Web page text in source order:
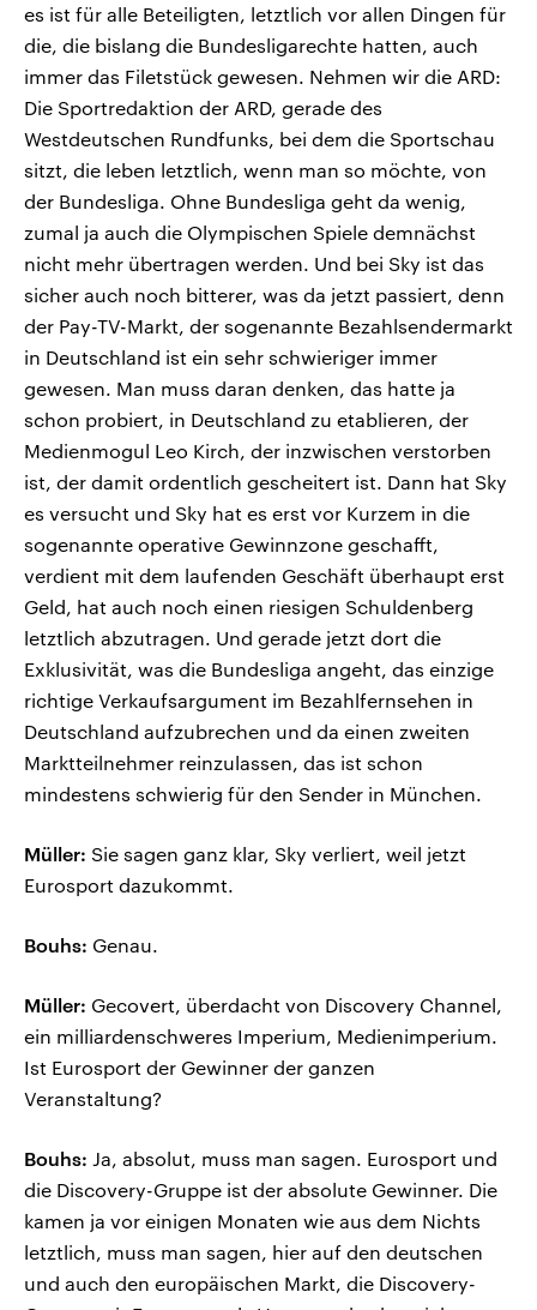
es ist für alle Beteiligten, letztlich vor allen Dingen für
die, die bislang die Bundesligarechte hatten, auch
immer das Filetstück gewesen. Nehmen wir die ARD:
Die Sportredaktion der ARD, gerade des
Westdeutschen Rundfunks, bei dem die Sportschau
sitzt, die leben letztlich, wenn man so möchte, von
der Bundesliga. Ohne Bundesliga geht da wenig,
zumal ja auch die Olympischen Spiele demnächst
nicht mehr übertragen werden. Und bei Sky ist das
sicher auch noch bitterer, was da jetzt passiert, denn
der Pay-TV-Markt, der sogenannte Bezahlsendermarkt
in Deutschland ist ein sehr schwieriger immer
gewesen. Man muss daran denken, das hatte ja
schon probiert, in Deutschland zu etablieren, der
Medienmogul Leo Kirch, der inzwischen verstorben
ist, der damit ordentlich gescheitert ist. Dann hat Sky
es versucht und Sky hat es erst vor Kurzem in die
sogenannte operative Gewinnzone geschafft,
verdient mit dem laufenden Geschäft überhaupt erst
Geld, hat auch noch einen riesigen Schuldenberg
letztlich abzutragen. Und gerade jetzt dort die
Exklusivität, was die Bundesliga angeht, das einzige
richtige Verkaufsargument im Bezahlfernsehen in
Deutschland aufzubrechen und da einen zweiten
Marktteilnehmer reinzulassen, das ist schon
mindestens schwierig für den Sender in München.
Müller: Sie sagen ganz klar, Sky verliert, weil jetzt
Eurosport dazukommt.
Bouhs: Genau.
Müller: Gecovert, überdacht von Discovery Channel,
ein milliardenschweres Imperium, Medienimperium.
Ist Eurosport der Gewinner der ganzen
Veranstaltung?
Bouhs: Ja, absolut, muss man sagen. Eurosport und
die Discovery-Gruppe ist der absolute Gewinner. Die
kamen ja vor einigen Monaten wie aus dem Nichts
letztlich, muss man sagen, hier auf den deutschen
und auch den europäischen Markt, die Discovery-